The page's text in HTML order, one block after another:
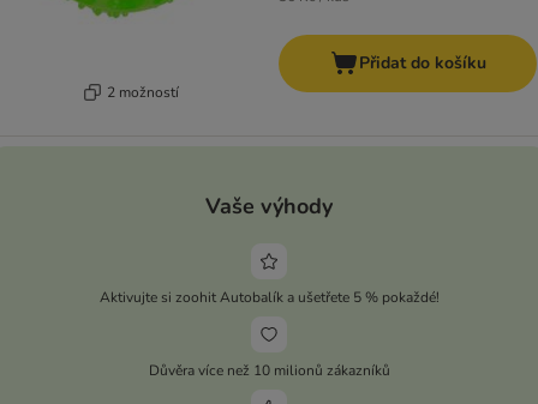
2 možností
Přidat do košíku
Vaše výhody
Aktivujte si zoohit Autobalík a ušetřete 5 % pokaždé!
Důvěra více než 10 milionů zákazníků